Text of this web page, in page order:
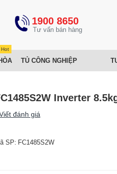
1900 8650
Hot
TỦ CÔNG NGHIỆP
Inverter
đánh giá
SP: FC1485S2W